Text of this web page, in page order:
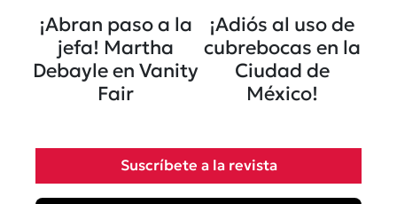
¡Abran paso a la
jefa! Martha
Debayle en Vanity
Fair
¡Adiós al uso de
cubrebocas en la
Ciudad de
México!
Suscríbete a la revista